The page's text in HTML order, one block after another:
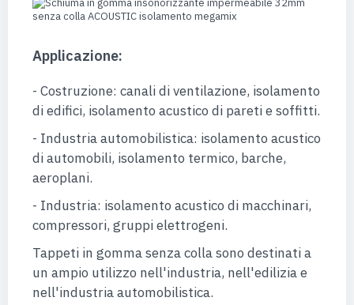
Applicazione:
- Costruzione: canali di ventilazione, isolamento
di edifici, isolamento acustico di pareti e soffitti.
- Industria automobilistica: isolamento acustico
di automobili, isolamento termico, barche,
aeroplani.
- Industria: isolamento acustico di macchinari,
compressori, gruppi elettrogeni.
Tappeti in gomma senza colla sono destinati a
un ampio utilizzo nell'industria, nell'edilizia e
nell'industria automobilistica.